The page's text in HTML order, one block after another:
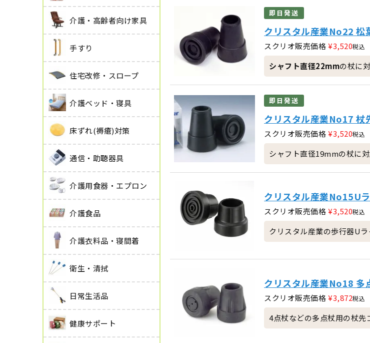
介護・高齢者向け家具
手すり
住宅改修・スロープ
介護ベッド・寝具
床ずれ(褥瘡)対策
通信・助聴器具
介護用食器・エプロン
介護食品
介護衣料品・寝間着
衛生・清拭
日常生活品
健康サポート
即日発送
クリスタル産業No22 松
スクリオ販売価格 ¥3,520税込
シャフト直径22mmの杖に
即日発送
クリスタル産業No17 杖
スクリオ販売価格 ¥3,520税込
シャフト直径19mmの杖に対
クリスタル産業No15U
スクリオ販売価格 ¥3,520税込
クリスタル産業の歩行器U
クリスタル産業No18 多
スクリオ販売価格 ¥3,872税込
4点杖などの多点杖用の杖先